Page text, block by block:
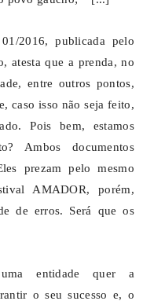
2016, publicada pelo
atesta que a prenda, no
entre outros pontos,
caso isso não seja feito,
Pois bem, estamos
Ambos documentos
prezam pelo mesmo
AMADOR, porém,
de erros. Será que os
entidade quer a
o seu sucesso e, o